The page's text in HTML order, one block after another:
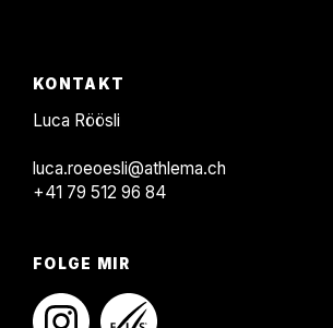
F
o
t
KONTAKT
Luca Röösli
luca.roeoesli@athlema.ch
+41 79 512 96 84
FOLGE MIR
instagramlinkedin